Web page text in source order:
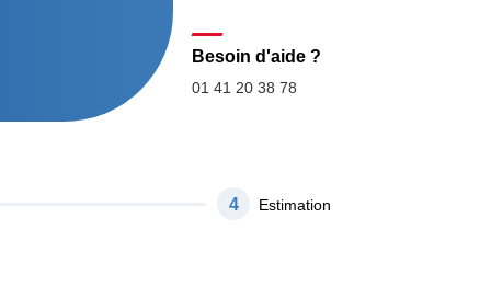
Besoin d'aide ?
01 41 20 38 78
4 Estimation